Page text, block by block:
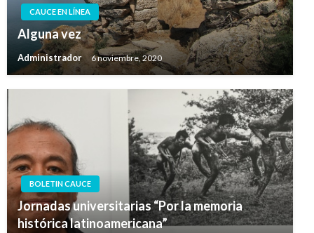
CAUCE EN LÍNEA
Alguna vez
Administrador 6 noviembre, 2020
BOLETIN CAUCE
Jornadas universitarias “Por la memoria
histórica latinoamericana”